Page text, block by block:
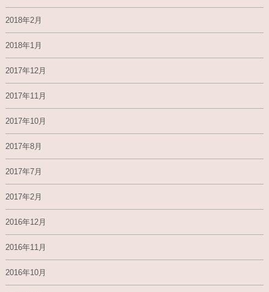
2018年2月
2018年1月
2017年12月
2017年11月
2017年10月
2017年8月
2017年7月
2017年2月
2016年12月
2016年11月
2016年10月